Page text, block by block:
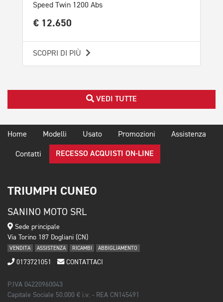
Speed Twin 1200 Abs
€ 12.650
SCOPRI DI PIÙ
VEDI TUTTE
Home Modelli Usato Promozioni Assistenza
Contatti RECESSO ACQUISTI ON-LINE
TRIUMPH CUNEO
SANINO MOTO SRL
Sede principale
Via Torino 187 Dogliani (CN)
VENDITA ASSISTENZA RICAMBI ABBIGLIAMENTO
0173721051 CONTATTACI
P.IVA 04220960043
Capitale Sociale 50.000 € i.v. - REA CN145491